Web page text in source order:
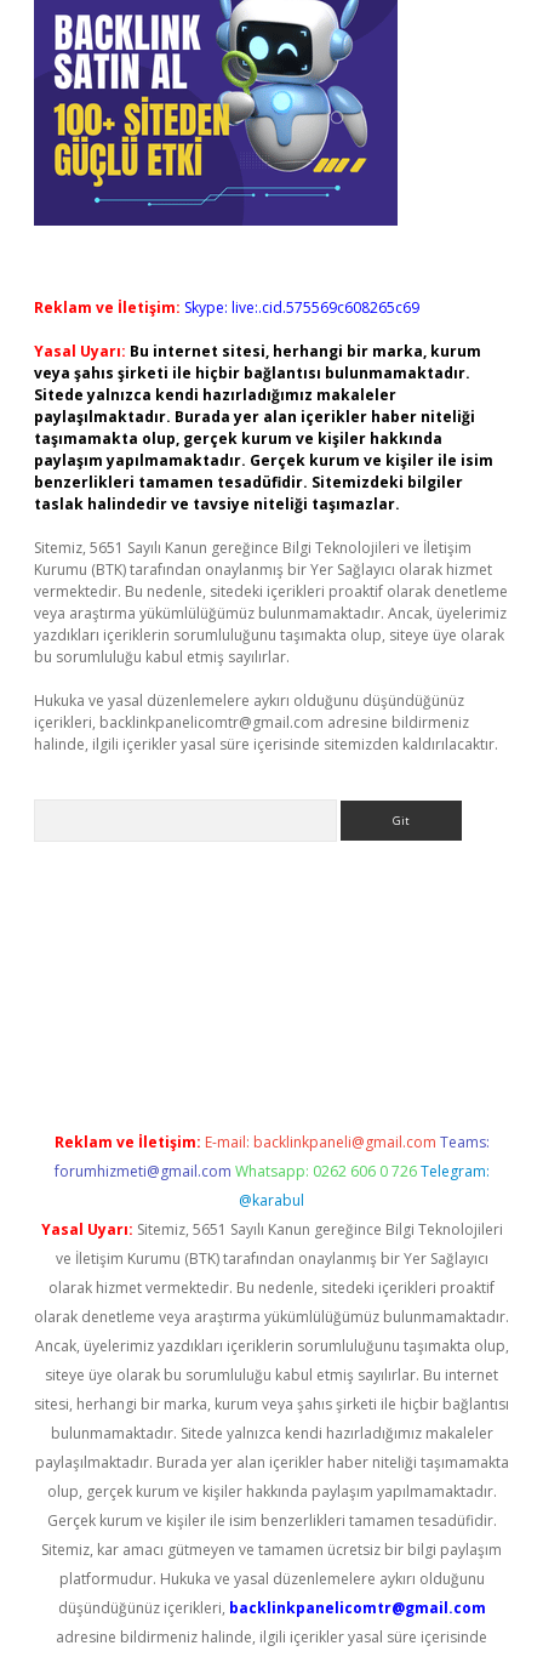
Reklam ve İletişim: Skype: live:.cid.575569c608265c69
Yasal Uyarı: Bu internet sitesi, herhangi bir marka, kurum
veya şahıs şirketi ile hiçbir bağlantısı bulunmamaktadır.
Sitede yalnızca kendi hazırladığımız makaleler
paylaşılmaktadır. Burada yer alan içerikler haber niteliği
taşımamakta olup, gerçek kurum ve kişiler hakkında
paylaşım yapılmamaktadır. Gerçek kurum ve kişiler ile isim
benzerlikleri tamamen tesadüfidir. Sitemizdeki bilgiler
taslak halindedir ve tavsiye niteliği taşımazlar.
Sitemiz, 5651 Sayılı Kanun gereğince Bilgi Teknolojileri ve İletişim
Kurumu (BTK) tarafından onaylanmış bir Yer Sağlayıcı olarak hizmet
vermektedir. Bu nedenle, sitedeki içerikleri proaktif olarak denetleme
veya araştırma yükümlülüğümüz bulunmamaktadır. Ancak, üyelerimiz
yazdıkları içeriklerin sorumluluğunu taşımakta olup, siteye üye olarak
bu sorumluluğu kabul etmiş sayılırlar.
Hukuka ve yasal düzenlemelere aykırı olduğunu düşündüğünüz
içerikleri, backlinkpanelicomtr@gmail.com adresine bildirmeniz
halinde, ilgili içerikler yasal süre içerisinde sitemizden kaldırılacaktır.
Reklam ve İletişim: E-mail: backlinkpaneli@gmail.com Teams:
forumhizmeti@gmail.com Whatsapp: 0262 606 0 726 Telegram:
@karabul
Yasal Uyarı: Sitemiz, 5651 Sayılı Kanun gereğince Bilgi Teknolojileri
ve İletişim Kurumu (BTK) tarafından onaylanmış bir Yer Sağlayıcı
olarak hizmet vermektedir. Bu nedenle, sitedeki içerikleri proaktif
olarak denetleme veya araştırma yükümlülüğümüz bulunmamaktadır.
Ancak, üyelerimiz yazdıkları içeriklerin sorumluluğunu taşımakta olup,
siteye üye olarak bu sorumluluğu kabul etmiş sayılırlar. Bu internet
sitesi, herhangi bir marka, kurum veya şahıs şirketi ile hiçbir bağlantısı
bulunmamaktadır. Sitede yalnızca kendi hazırladığımız makaleler
paylaşılmaktadır. Burada yer alan içerikler haber niteliği taşımamakta
olup, gerçek kurum ve kişiler hakkında paylaşım yapılmamaktadır.
Gerçek kurum ve kişiler ile isim benzerlikleri tamamen tesadüfidir.
Sitemiz, kar amacı gütmeyen ve tamamen ücretsiz bir bilgi paylaşım
platformudur. Hukuka ve yasal düzenlemelere aykırı olduğunu
düşündüğünüz içerikleri, backlinkpanelicomtr@gmail.com
adresine bildirmeniz halinde, ilgili içerikler yasal süre içerisinde